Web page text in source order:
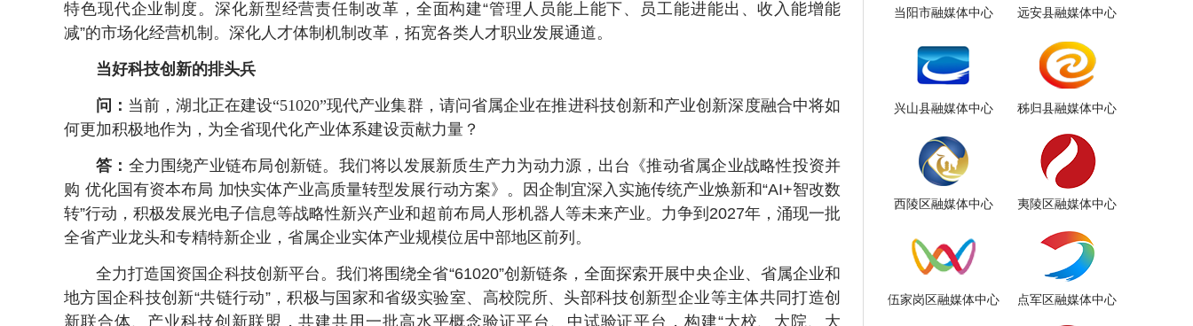
特色现代企业制度。深化新型经营责任制改革，全面构建“管理人员能上能下、员工能进能出、收入能增能
减”的市场化经营机制。深化人才体制机制改革，拓宽各类人才职业发展通道。
当好科技创新的排头兵
问： 当前，湖北正在建设“51020”现代产业集群，请问省属企业在推进科技创新和产业创新深度融合中将如
何更加积极地作为，为全省现代化产业体系建设贡献力量？
答： 全力围绕产业链布局创新链。我们将以发展新质生产力为动力源，出台《推动省属企业战略性投资并
购 优化国有资本布局 加快实体产业高质量转型发展行动方案》。因企制宜深入实施传统产业焕新和“AI+智改数
转”行动，积极发展光电子信息等战略性新兴产业和超前布局人形机器人等未来产业。力争到2027年，涌现一批
全省产业龙头和专精特新企业，省属企业实体产业规模位居中部地区前列。
全力打造国资国企科技创新平台。我们将围绕全省“61020”创新链条，全面探索开展中央企业、省属企业和
地方国企科技创新“共链行动”，积极与国家和省级实验室、高校院所、头部科技创新型企业等主体共同打造创
新联合体、产业科技创新联盟，共建共用一批高水平概念验证平台、中试验证平台，构建“大校、大院、大
当阳市融媒体中心 远安县融媒体中心
兴山县融媒体中心 秭归县融媒体中心
西陵区融媒体中心 夷陵区融媒体中心
伍家岗区融媒体中心 点军区融媒体中心